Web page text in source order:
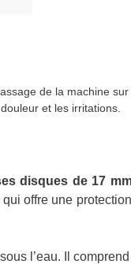
de la machine
et les irritations.
disques de 17
offre une
l’eau. Il